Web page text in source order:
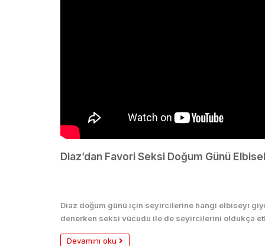
Diaz’dan Favori Seksi Doğum Günü
Diaz doğum günü için seyircilerine hangi elbiseyi
denerken seksi vücudu ile de seyircilerini oldukça
Devamını oku